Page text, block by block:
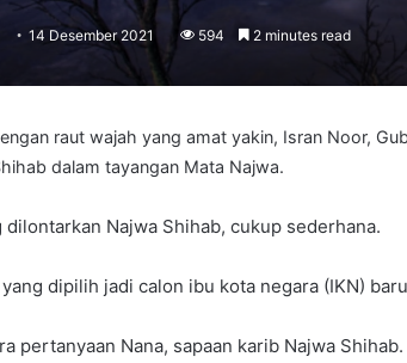
14 Desember 2021 594 2 minutes read
raut wajah yang amat yakin, Isran Noor,
dalam tayangan Mata Najwa.
dilontarkan Najwa Shihab, cukup sederhana.
dipilih jadi calon ibu kota negara (IKN)
pertanyaan Nana, sapaan karib Najwa Shihab.